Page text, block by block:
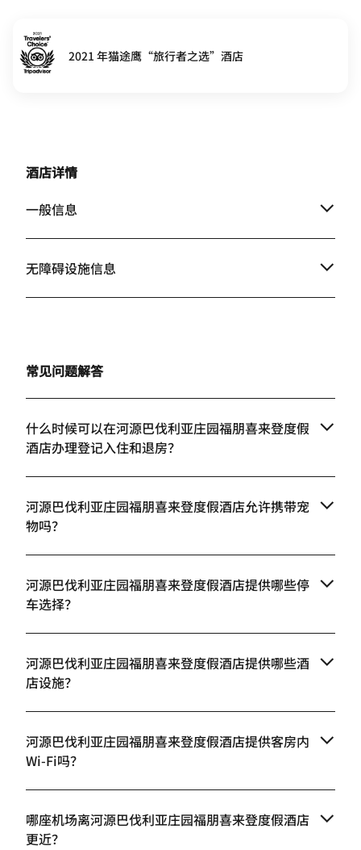
2021 年猫途鹰“旅行者之选”酒店
酒店详情
一般信息
无障碍设施信息
常见问题解答
什么时候可以在河源巴伐利亚庄园福朋喜来登度假
酒店办理登记入住和退房？
河源巴伐利亚庄园福朋喜来登度假酒店允许携带宠
物吗？
河源巴伐利亚庄园福朋喜来登度假酒店提供哪些停
车选择？
河源巴伐利亚庄园福朋喜来登度假酒店提供哪些酒
店设施？
河源巴伐利亚庄园福朋喜来登度假酒店提供客房内
Wi-Fi吗？
哪座机场离河源巴伐利亚庄园福朋喜来登度假酒店
更近？